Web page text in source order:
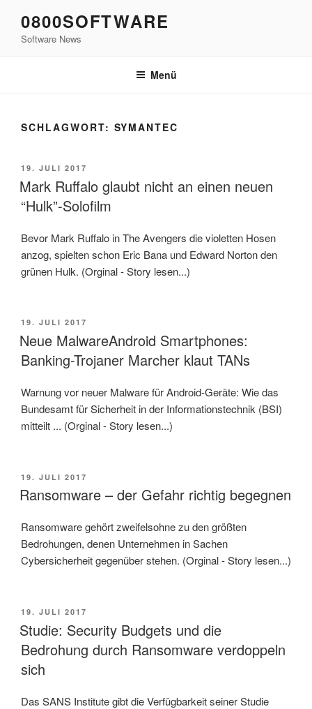
Inhalt
springen
0800SOFTWARE
Software News
Menü
SCHLAGWORT: SYMANTEC
VERÖFFENTLICHT
AM
19. JULI 2017
Mark Ruffalo glaubt nicht an einen neuen
“Hulk”-Solofilm
Bevor Mark Ruffalo in The Avengers die violetten Hosen
anzog, spielten schon Eric Bana und Edward Norton den
grünen Hulk. (Orginal - Story lesen...)
VERÖFFENTLICHT
AM
19. JULI 2017
Neue MalwareAndroid Smartphones:
Banking-Trojaner Marcher klaut TANs
Warnung vor neuer Malware für Android-Geräte: Wie das
Bundesamt für Sicherheit in der Informationstechnik (BSI)
mitteilt ... (Orginal - Story lesen...)
VERÖFFENTLICHT
AM
19. JULI 2017
Ransomware – der Gefahr richtig begegnen
Ransomware gehört zweifelsohne zu den größten
Bedrohungen, denen Unternehmen in Sachen
Cybersicherheit gegenüber stehen. (Orginal - Story lesen...)
VERÖFFENTLICHT
AM
19. JULI 2017
Studie: Security Budgets und die
Bedrohung durch Ransomware verdoppeln
sich
Das SANS Institute gibt die Verfügbarkeit seiner Studie